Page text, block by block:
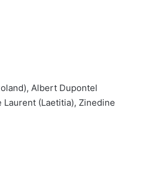
Albert Dupontel
(Laetitia), Zinedine